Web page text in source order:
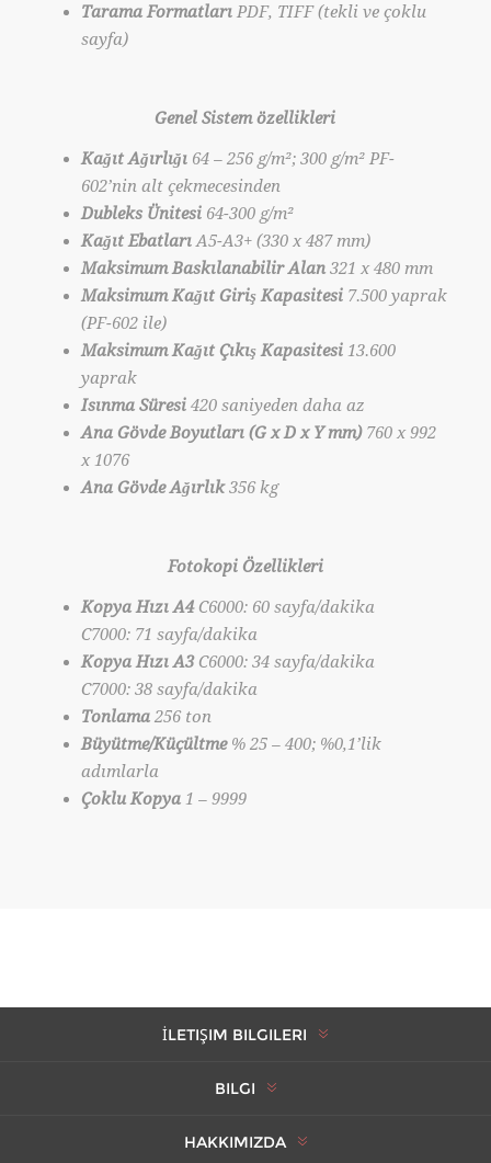
Tarama Formatları PDF, TIFF (tekli ve çoklu
sayfa)
Genel Sistem özellikleri
Kağıt Ağırlığı 64 – 256 g/m²; 300 g/m² PF-
602’nin alt çekmecesinden
Dubleks Ünitesi 64-300 g/m²
Kağıt EbatlarıA5-A3+ (330 x 487 mm)
Maksimum Baskılanabilir Alan 321 x 480 mm
Maksimum Kağıt Giriş Kapasitesi 7.500 yaprak
(PF-602 ile)
Maksimum Kağıt Çıkış Kapasitesi 13.600
yaprak
Isınma Süresi 420 saniyeden daha az
Ana Gövde Boyutları (G x D x Y mm)760 x 992
x 1076
Ana Gövde Ağırlık356 kg
Fotokopi Özellikleri
Kopya Hızı A4C6000: 60 sayfa/dakika
C7000: 71 sayfa/dakika
Kopya Hızı A3C6000: 34 sayfa/dakika
C7000: 38 sayfa/dakika
Tonlama 256 ton
Büyütme/Küçültme% 25 – 400; %0,1’lik
adımlarla
Çoklu Kopya 1 – 9999
İLETIŞIM BILGILERI
BILGI
HAKKIMIZDA